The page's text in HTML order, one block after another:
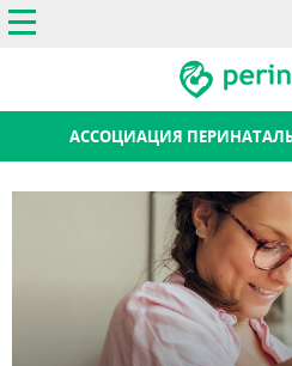
АССОЦИАЦИЯ